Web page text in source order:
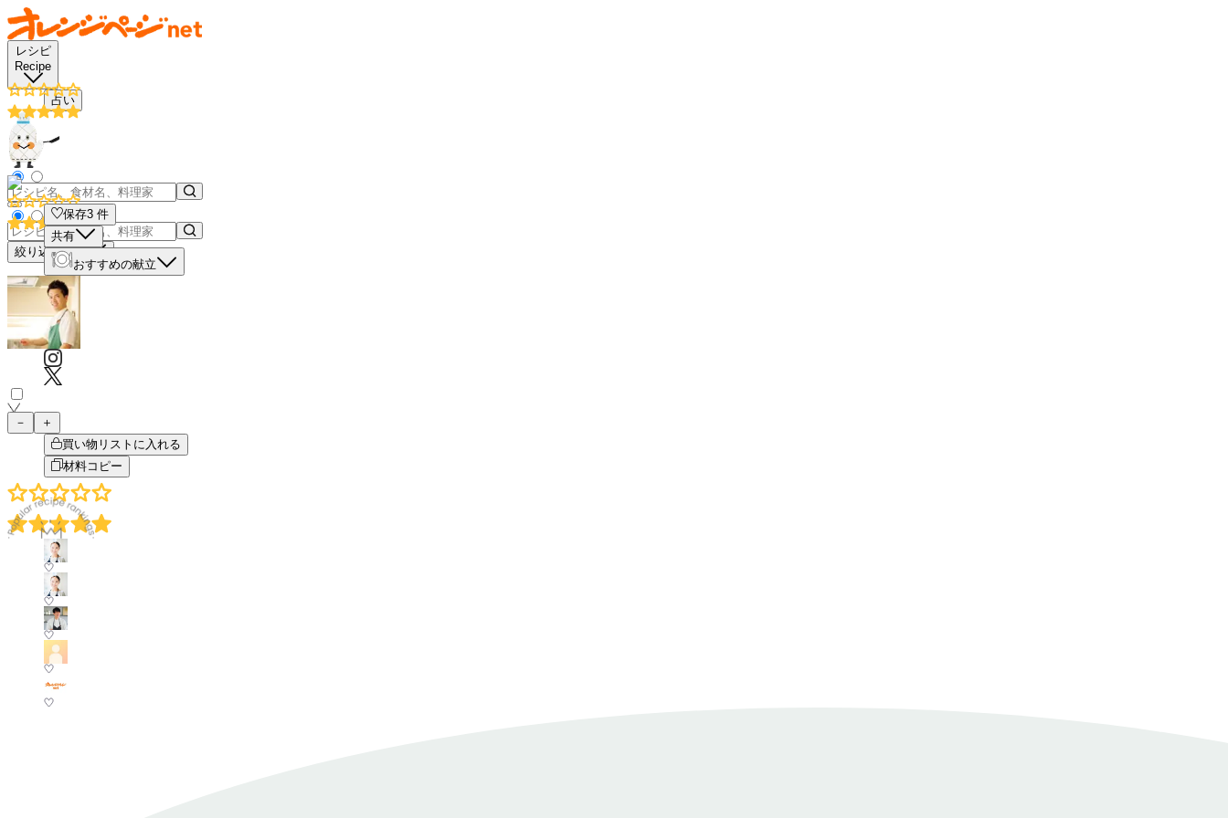
レシピ
Recipe
占い
絞り込み検索
保存3 件
共有
おすすめの献立
－
＋
買い物リストに入れる
材料コピー